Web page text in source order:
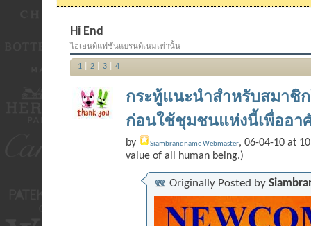
Hi End
ไฮเอนด์แฟชั่นแบรนด์เนมเท่านั้น
1| 2| 3| 4
กระทู้แนะนำสำหรับสมาชิก
ก่อนใช้ชุมชนแห่งนี้เพื่ออา
by Siambrandname Webmaster, 06-04-10 at
value of all human being.)
Originally Posted by